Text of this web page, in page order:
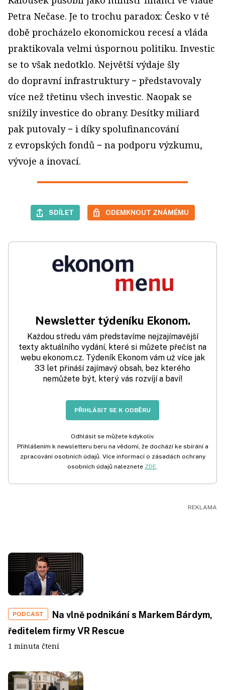
Petra Nečase. Je to trochu paradox: Česko v té
době procházelo ekono­mickou recesí a vláda
praktikovala velmi úspornou politiku. Investic
se to však nedotklo. Největší výdaje šly
do dopravní infrastruktury − představovaly
více než třetinu všech investic. Naopak se
snížily investice do obrany. Desítky miliard
pak putovaly − i díky spolufinancování
z evropských fondů − na podporu výzkumu,
vývoje a inovací.
SDÍLET ODEMKNOUT ZNÁMÉMU
Newsletter týdeníku Ekonom.
Každou středu vám představíme nejzajímavější
texty aktuálního vydání, které si můžete přečíst na
webu ekonom.cz. Týdeník Ekonom vám už více jak
33 let přináší zajímavý obsah, bez kterého
nemůžete být, který vás rozvíjí a baví!
PŘIHLÁSIT SE K ODBĚRU
Odhlásit se můžete kdykoliv.
Přihlášením k newsletteru beru na vědomí, že dochází ke sbírání a
zpracování osobních údajů. Více informací o zásadách ochrany
osobních údajů naleznete ZDE.
PODCAST
Na vlně podnikání s Markem Bárdym,
ředitelem firmy VR Rescue
1 minuta čtení